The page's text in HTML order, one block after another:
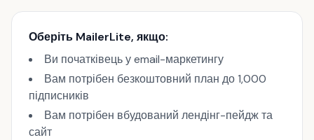
Оберіть MailerLite, якщо:
Ви початківець у email-маркетингу
Вам потрібен безкоштовний план до 1,000
підписників
Вам потрібен вбудований лендінг-пейдж та
сайт